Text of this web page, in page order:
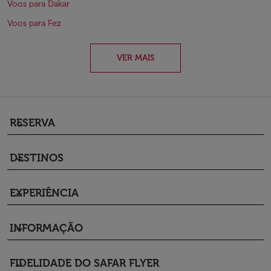
Voos para Dakar
Voos para Fez
VER MAIS
RESERVA
keyboard_arrow_down
DESTINOS
keyboard_arrow_down
EXPERIÊNCIA
keyboard_arrow_down
INFORMAÇÃO
keyboard_arrow_down
FIDELIDADE DO SAFAR FLYER
keyboard_arrow_down